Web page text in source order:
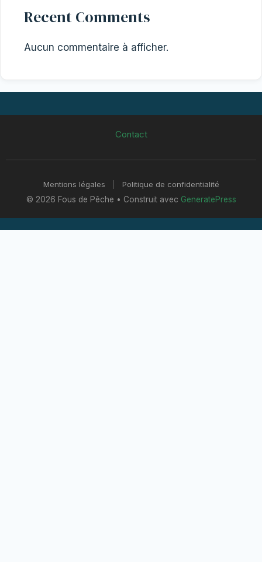
Recent Comments
Aucun commentaire à afficher.
Contact
Mentions légales
Politique de confidentialité
© 2026 Fous de Pêche • Construit avec GeneratePress